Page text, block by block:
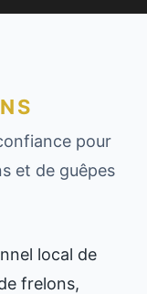
pour
et de guêpes
local de
frelons,